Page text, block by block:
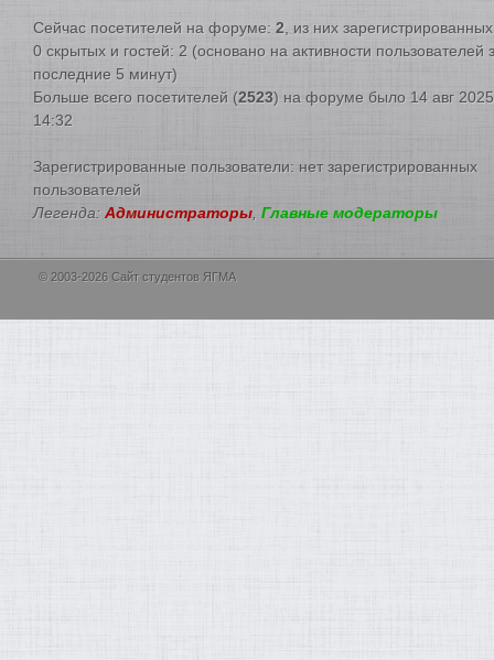
Сейчас посетителей на форуме: 2 , из них
0 скрытых и гостей: 2 (основано на активности пользователей
последние 5 минут)
Больше всего посетителей (2523) на форуме было 14 авг
14:32
Зарегистрированные пользователи: нет зарегистрированных
пользователей
Легенда: Администраторы Главные модераторы
© 2003-2026 Сайт студентов ЯГМА